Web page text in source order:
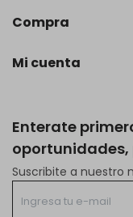
Enterate
oportunidades,
Suscribite a nuestro
Compra
Mi cuenta